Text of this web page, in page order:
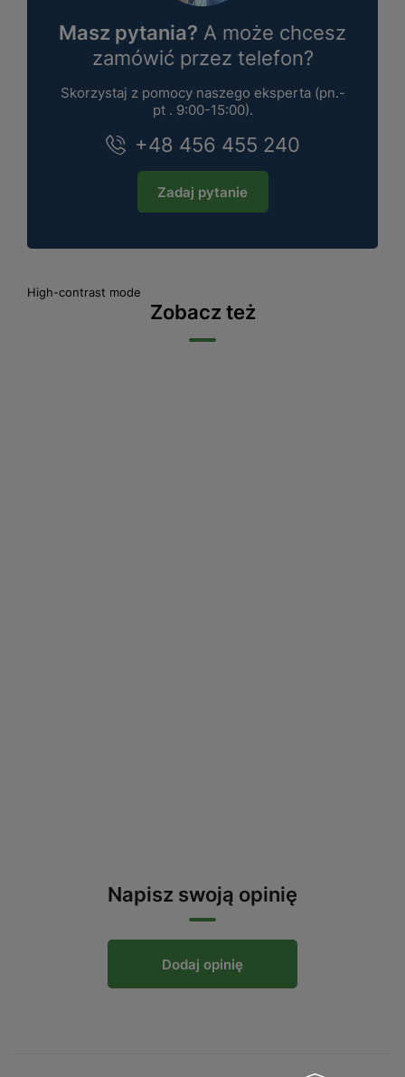
Masz pytania? A może chcesz
zamówić przez telefon?
Skorzystaj z pomocy naszego eksperta (pn.-
pt . 9:00-15:00).
+48 456 455 240
Zadaj pytanie
High-contrast mode
Zobacz też
Napisz swoją opinię
Dodaj opinię